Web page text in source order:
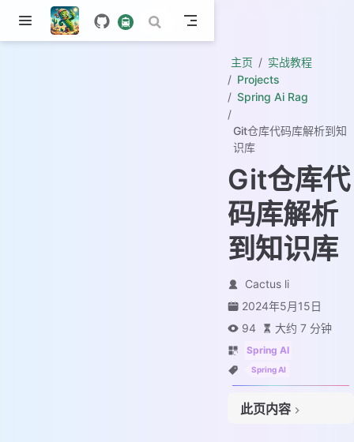
主页
实战教程
Projects
Spring Ai Rag
Git仓库代码库解析到知
识库
Git仓库代
码库解析
到知识库
Cactus li
2024年5月15日
94
大约 7 分钟
Spring AI
Spring AI
此页内容